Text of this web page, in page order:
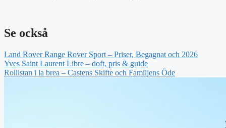
Se också
Land Rover Range Rover Sport – Priser, Begagnat och 2026
Yves Saint Laurent Libre – doft, pris & guide
Rollistan i la brea – Castens Skifte och Familjens Öde